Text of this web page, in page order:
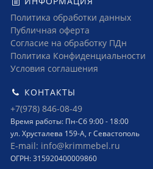
Политика обработки данных
Публичная оферта
Согласие на обработку ПДн
Политика Конфиденциальности
Условия соглашения
КОНТАКТЫ
+7(978) 846-08-49
Время работы: Пн-Сб 9:00 - 18:00
ул. Хрусталева 159-А, г Севастополь
E-mail: info@krimmebel.ru
ОГРН: 315920400009860